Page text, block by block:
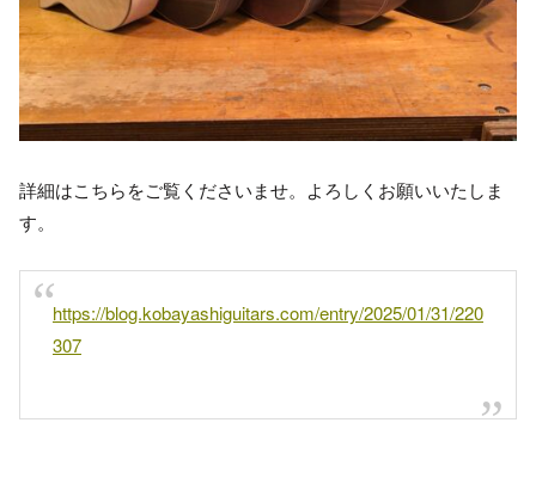
詳細はこちらをご覧くださいませ。よろしくお願いいたしま
す。
https://blog.kobayashiguitars.com/entry/2025/01/31/220
307